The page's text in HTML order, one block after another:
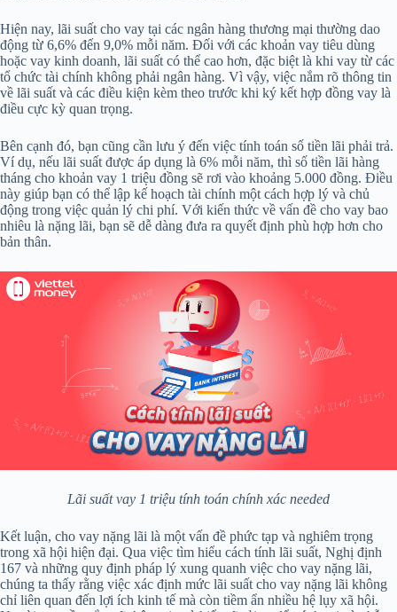
Hiện nay, lãi suất cho vay tại các ngân hàng thương mại thường dao
động từ 6,6% đến 9,0% mỗi năm. Đối với các khoản vay tiêu dùng
hoặc vay kinh doanh, lãi suất có thể cao hơn, đặc biệt là khi vay từ các
tổ chức tài chính không phải ngân hàng. Vì vậy, việc nắm rõ thông tin
về lãi suất và các điều kiện kèm theo trước khi ký kết hợp đồng vay là
điều cực kỳ quan trọng.
Bên cạnh đó, bạn cũng cần lưu ý đến việc tính toán số tiền lãi phải trả.
Ví dụ, nếu lãi suất được áp dụng là 6% mỗi năm, thì số tiền lãi hàng
tháng cho khoản vay 1 triệu đồng sẽ rơi vào khoảng 5.000 đồng. Điều
này giúp bạn có thể lập kế hoạch tài chính một cách hợp lý và chủ
động trong việc quản lý chi phí. Với kiến thức về vấn đề cho vay bao
nhiêu là nặng lãi, bạn sẽ dễ dàng đưa ra quyết định phù hợp hơn cho
bản thân.
Lãi suất vay 1 triệu tính toán chính xác needed
Kết luận, cho vay nặng lãi là một vấn đề phức tạp và nghiêm trọng
trong xã hội hiện đại. Qua việc tìm hiểu cách tính lãi suất, Nghị định
167 và những quy định pháp lý xung quanh việc cho vay nặng lãi,
chúng ta thấy rằng việc xác định mức lãi suất cho vay nặng lãi không
chỉ liên quan đến lợi ích kinh tế mà còn tiềm ẩn nhiều hệ lụy xã hội.